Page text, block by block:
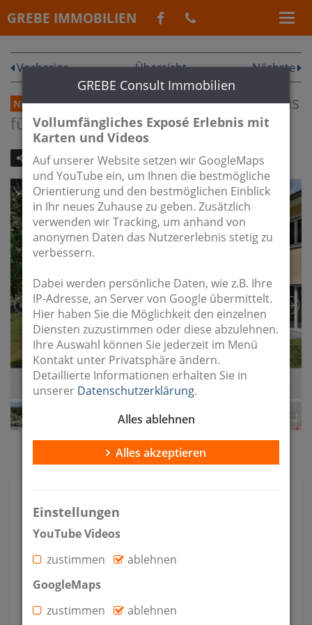
GREBE IMMOBILIEN
Vorherige Übersicht Nächste
NEU Selten so passend: Reihenendhaus
für Familien in ruhiger Lage!
WEITEREMPFEHLEN EXPOSE
Bildergalerie im Vollbild
Kaltmiete
Wohnfläche
107 m
GREBE Consult Immobilien
Vollumfängliches Exposé Erlebnis mit
Karten und Videos
Auf unserer Website setzen wir GoogleMaps
und YouTube ein, um Ihnen die bestmögliche
Orientierung und den bestmöglichen Einblick
in Ihr neues Zuhause zu geben. Zusätzlich
verwenden wir Tracking, um anhand von
anonymen Daten das Nutzererlebnis stetig zu
verbessern.
Dabei werden persönliche Daten, wie z.B. Ihre
IP-Adresse, an Server von Google übermittelt.
Hier haben Sie die Möglichkeit den einzelnen
Diensten zuzustimmen oder diese abzulehnen.
Ihre Auswahl können Sie jederzeit im Menü
Kontakt unter Privatsphäre ändern.
Detaillierte Informationen erhalten Sie in
unserer Datenschutzerklärung.
Alles ablehnen
Alles akzeptieren
Einstellungen
YouTube Videos
zustimmen
ablehnen
GoogleMaps
zustimmen
ablehnen